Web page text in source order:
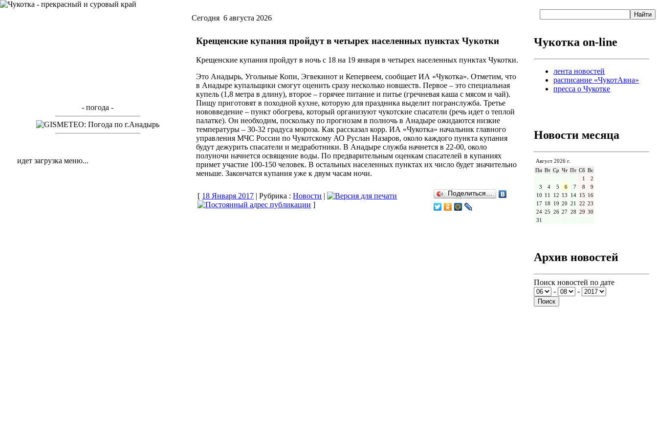
идет загрузка меню...
Cегодня 6 августа 2026
- погода -
Крещенские купания пройдут в четырех населенных пунктах Чукотки
Крещенские купания пройдут в ночь с 18 на 19 января в четырех населенных пунктах Чукотки.
Это Анадырь, Угольные Копи, Эгвекинот и Кепервеем, сообщает ИА «Чукотка». Отметим, что
в Анадыре купальщики смогут оценить сразу несколько новшеств. Первое – это специальная
купель (1,8 метра в длину), второе – горячее питание и питье (гречневая каша с мясом и чай).
Пищу приготовят в походной кухне, которую для праздника выделит погранслужба. Третье
нововведение – пункт обогрева, который организуют чукотские спасатели (речь идет о теплой
палатке). Он необходим, поскольку по прогнозам в полночь в Анадыре ожидаются низкие
температуры – 30-32 градуса мороза. Как рассказал корр. ИА «Чукотка» начальник главного
управления МЧС России по Чукотскому АО Руслан Назаров, около каждого пункта купания
будут дежурить спасатели и медработники. В Анадыре служба начнется в 22-00, около
полуночи начнется освящение воды. По предварительным оценкам спасателей в купаниях
примет участие 100-150 человек. В остальных населенных пунктах их число будет значительно
меньше. Закончатся купания уже к двум часам ночи.
[ 18 Января 2017 | Рубрика :Новости |
]
Поделиться…
Чукотка on-line
лента новостей
расписание «ЧукотАвиа»
пресса о Чукотке
Новости месяца
Август 2026 г.
Пн Вт Ср Чт Пт Сб Вс
1
2
3
4 5 6 7 8
9
10 11 12 13 14 15 16
17 18 19 20 21 22 23
24 25 26 27 28 29 30
31
Архив новостей
Поиск новостей по дате
-
-